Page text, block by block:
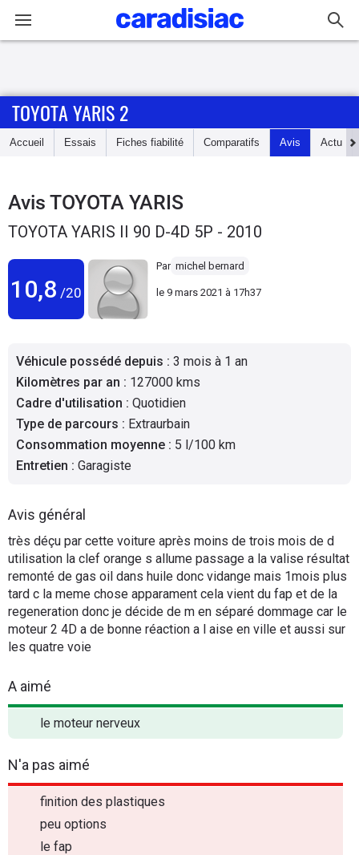
Accueil
Essais
Guide
Electriques
Flottes
Auto
Services
Moto
Marques
TOYOTA YARIS 2
Accueil Essais Fiches fiabilité Comparatifs Avis Actu
Avis TOYOTA YARIS
TOYOTA YARIS II 90 D-4D 5P - 2010
10,8 /20
Par michel bernard
le 9 mars 2021 à 17h37
Véhicule possédé depuis : 3 mois à 1 an
Kilomètres par an : 127000 kms
Cadre d'utilisation : Quotidien
Type de parcours : Extraurbain
Consommation moyenne : 5 l/100 km
Entretien : Garagiste
Avis général
très déçu par cette voiture après moins de trois mois de d
utilisation la clef orange s allume passage a la valise résultat
remonté de gas oil dans huile donc vidange mais 1mois plus
tard c la meme chose apparament cela vient du fap et de la
regeneration donc je décide de m en séparé dommage car le
moteur 2 4D a de bonne réaction a l aise en ville et aussi sur
les quatre voie
A aimé
le moteur nerveux
N'a pas aimé
finition des plastiques
peu options
le fap